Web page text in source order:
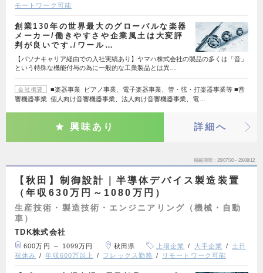
モートワーク可能
創業130年の世界最大のグローバルな楽器
メーカー/働きやすさや企業風土は大変評
判が良いです./ワール…
【パソナキャリア経由での入社実績あり】ヤマハ株式会社の製品の多くは「音」
という特殊な機能付与の為に一般的な工業製品とは異…
会社概要
■楽器事業 ピアノ事業、電子楽器事業、管・弦・打楽器事業等 ■音
響機器事業 個人向け音響機器事業、法人向け音響機器事業、電…
興味あり 詳細へ
掲載期間 26/07/30～26/08/12
【秋田】制御設計｜半導体デバイス製造装置
（年収630万円～1080万円）
生産技術・製造技術・エンジニアリング（機械・自動
車）
TDK株式会社
600万円 ～ 1099万円 秋田県 上場企業 大手企業
土日
祝休み
年収600万以上 フレックス勤務 リモートワーク可能